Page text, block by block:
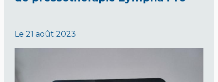
Le 21 août 2023